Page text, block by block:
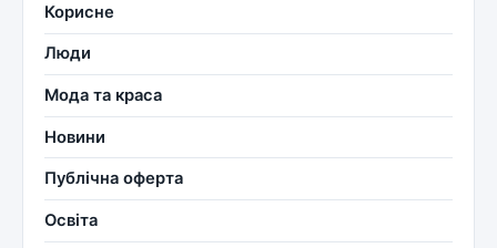
Корисне
Люди
Мода та краса
Новини
Публічна оферта
Освіта